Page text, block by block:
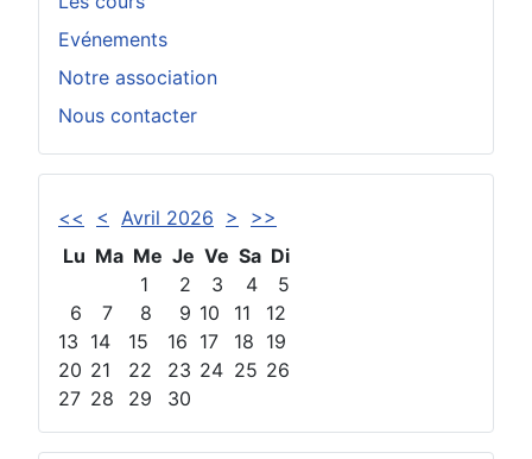
Evénements
Notre association
Nous contacter
<< < Avril 2026 >
>>
Lu Ma Me Je Ve Sa Di
1
2 3 4
5
6
7 8 9 10 11
12
13 14 15 16 17 18 19
20 21 22 23 24 25 26
27 28 29 30